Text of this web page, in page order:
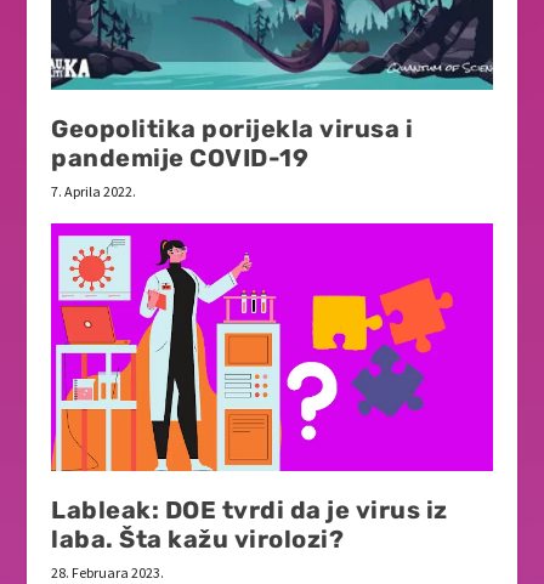
Geopolitika porijekla virusa i
pandemije COVID-19
7. Aprila 2022.
Lableak: DOE tvrdi da je virus iz
laba. Šta kažu virolozi?
28. Februara 2023.